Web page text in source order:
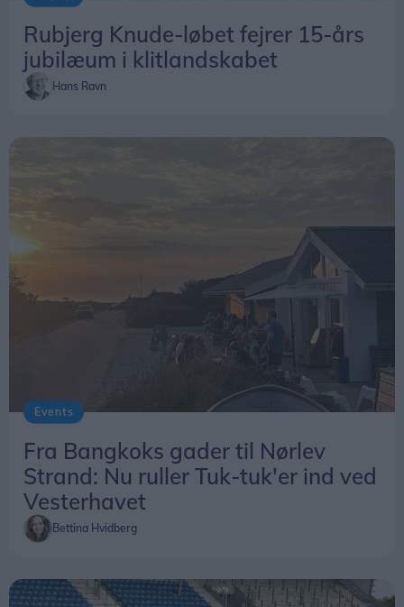
Rubjerg Knude-løbet fejrer 15-års
jubilæum i klitlandskabet
Hans Ravn
Events
Fra Bangkoks gader til Nørlev
Strand: Nu ruller Tuk-tuk'er ind ved
Vesterhavet
Bettina Hvidberg